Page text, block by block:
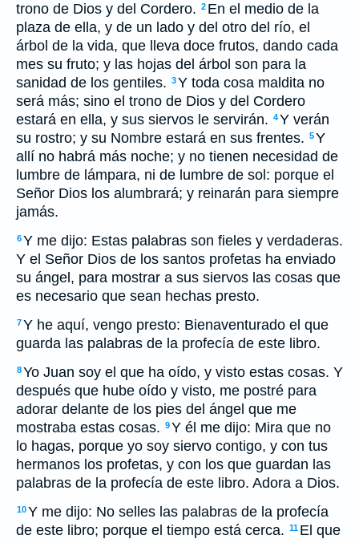
trono de Dios y del Cordero. 2 En el medio de la
plaza de ella, y de un lado y del otro del río, el
árbol de la vida, que lleva doce frutos, dando cada
mes su fruto; y las hojas del árbol son para la
sanidad de los gentiles. 3Y toda cosa maldita no
será más; sino el trono de Dios y del Cordero
estará en ella, y sus siervos le servirán. 4Y verán
su rostro; y su Nombre estará en sus frentes. 5Y
allí no habrá más noche; y no tienen necesidad de
lumbre de lámpara, ni de lumbre de sol: porque el
Señor Dios los alumbrará; y reinarán para siempre
jamás.
6Y me dijo: Estas palabras son fieles y verdaderas.
Y el Señor Dios de los santos profetas ha enviado
su ángel, para mostrar a sus siervos las cosas que
es necesario que sean hechas presto.
7Y he aquí, vengo presto: Bienaventurado el que
guarda las palabras de la profecía de este libro.
8Yo Juan soy el que ha oído, y visto estas cosas. Y
después que hube oído y visto, me postré para
adorar delante de los pies del ángel que me
mostraba estas cosas. 9Y él me dijo: Mira que no
lo hagas, porque yo soy siervo contigo, y con tus
hermanos los profetas, y con los que guardan las
palabras de la profecía de este libro. Adora a Dios.
10Y me dijo: No selles las palabras de la profecía
de este libro; porque el tiempo está cerca. 11 El que